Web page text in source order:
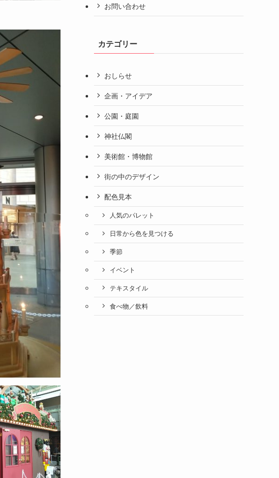
お問い合わせ
カテゴリー
おしらせ
企画・アイデア
公園・庭園
神社仏閣
美術館・博物館
街の中のデザイン
配色見本
人気のパレット
日常から色を見つける
季節
イベント
テキスタイル
食べ物／飲料